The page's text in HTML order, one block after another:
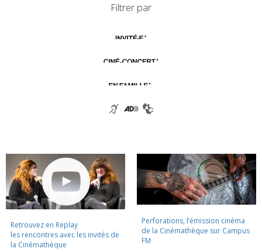
Filtrer par
Retrouvez en Replay
les rencontres avec les invités de
la Cinémathèque
Perforations, l’émission cinéma
de la Cinémathèque sur Campus
FM